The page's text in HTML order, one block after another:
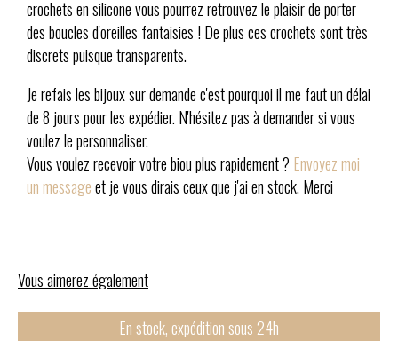
crochets en silicone vous pourrez retrouvez le plaisir de porter
des boucles d'oreilles fantaisies ! De plus ces crochets sont très
discrets puisque transparents.
Je refais les bijoux sur demande c'est pourquoi il me faut un délai
de 8 jours pour les expédier. N'hésitez pas à demander si vous
voulez le personnaliser.
Vous voulez recevoir votre biou plus rapidement ? Envoyez moi
un messageet je vous dirais ceux que j'ai en stock. Merci
Vous aimerez également
En stock